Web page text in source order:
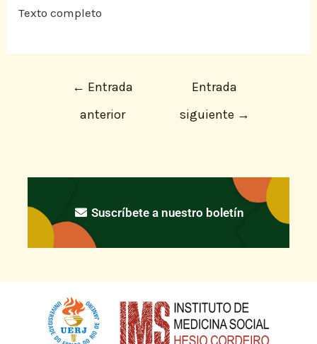
Texto completo
← Entrada
anterior
Entrada
siguiente →
Suscríbete a nuestro boletín